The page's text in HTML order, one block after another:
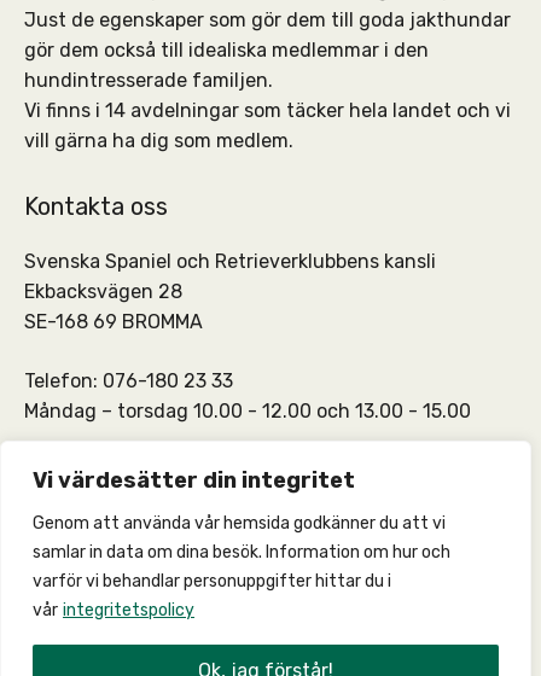
Vi värdesätter din integritet
Genom att använda vår hemsida godkänner du att vi
samlar in data om dina besök. Information om hur och
varför vi behandlar personuppgifter hittar du i
vår integritetspolicy
Ok, jag förstår!
Just de egenskaper som gör dem till goda jakthundar
gör dem också till idealiska medlemmar i den
hundintresserade familjen.
Vi finns i 14 avdelningar som täcker hela landet och vi
vill gärna ha dig som medlem.
Kontakta oss
Svenska Spaniel och Retrieverklubbens kansli
Ekbacksvägen 28
SE-168 69 BROMMA
Telefon: 076-180 23 33
Måndag – torsdag 10.00 - 12.00 och 13.00 - 15.00
SSRKs kansli och medlemskontakt: info@ssrk.se
SSRKs webmaster:webmaster@ssrk.se
© 2026 –